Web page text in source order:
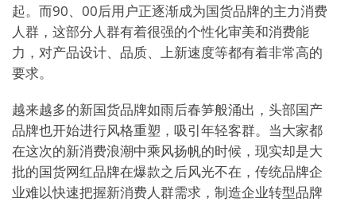
起。而90、00后用户正逐渐成为国货品牌的主力消费
人群，这部分人群有着很强的个性化审美和消费能
力，对产品设计、品质、上新速度等都有着非常高的
要求。
越来越多的新国货品牌如雨后春笋般涌出，头部国产
品牌也开始进行风格重塑，吸引年轻客群。当大家都
在这次的新消费浪潮中乘风扬帆的时候，现实却是大
批的国货网红品牌在爆款之后风光不在，传统品牌企
业难以快速把握新消费人群需求，制造企业转型品牌